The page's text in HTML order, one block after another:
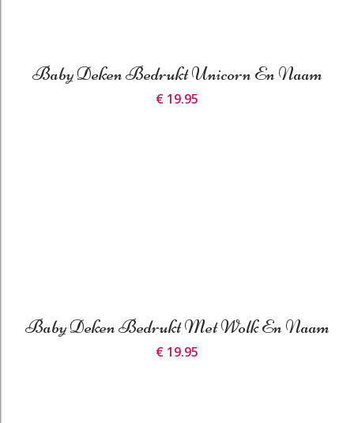
Baby Deken Bedrukt Unicorn En Naam
€ 19.95
Baby Deken Bedrukt Met Wolk En Naam
€ 19.95